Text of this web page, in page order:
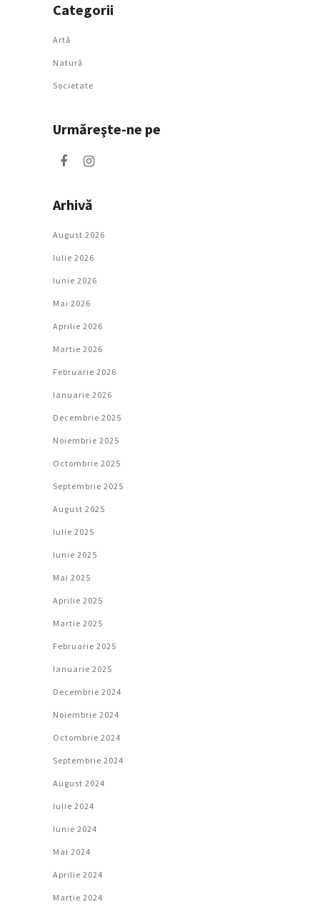
Categorii
Artǎ
Natură
Societate
Urmăreşte-ne pe
Arhivă
August 2026
Iulie 2026
Iunie 2026
Mai 2026
Aprilie 2026
Martie 2026
Februarie 2026
Ianuarie 2026
Decembrie 2025
Noiembrie 2025
Octombrie 2025
Septembrie 2025
August 2025
Iulie 2025
Iunie 2025
Mai 2025
Aprilie 2025
Martie 2025
Februarie 2025
Ianuarie 2025
Decembrie 2024
Noiembrie 2024
Octombrie 2024
Septembrie 2024
August 2024
Iulie 2024
Iunie 2024
Mai 2024
Aprilie 2024
Martie 2024